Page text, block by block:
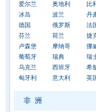
爱尔兰 奥地利
比
冰岛
波兰
丹
德国
俄罗斯
法
芬兰
荷兰
捷
卢森堡
摩纳哥
挪
葡萄牙
瑞典
瑞
乌克兰
西班牙
希
匈牙利
意大利 英
非 洲